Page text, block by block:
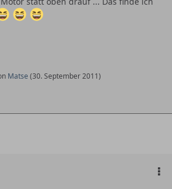
Matse (30. September 2011)